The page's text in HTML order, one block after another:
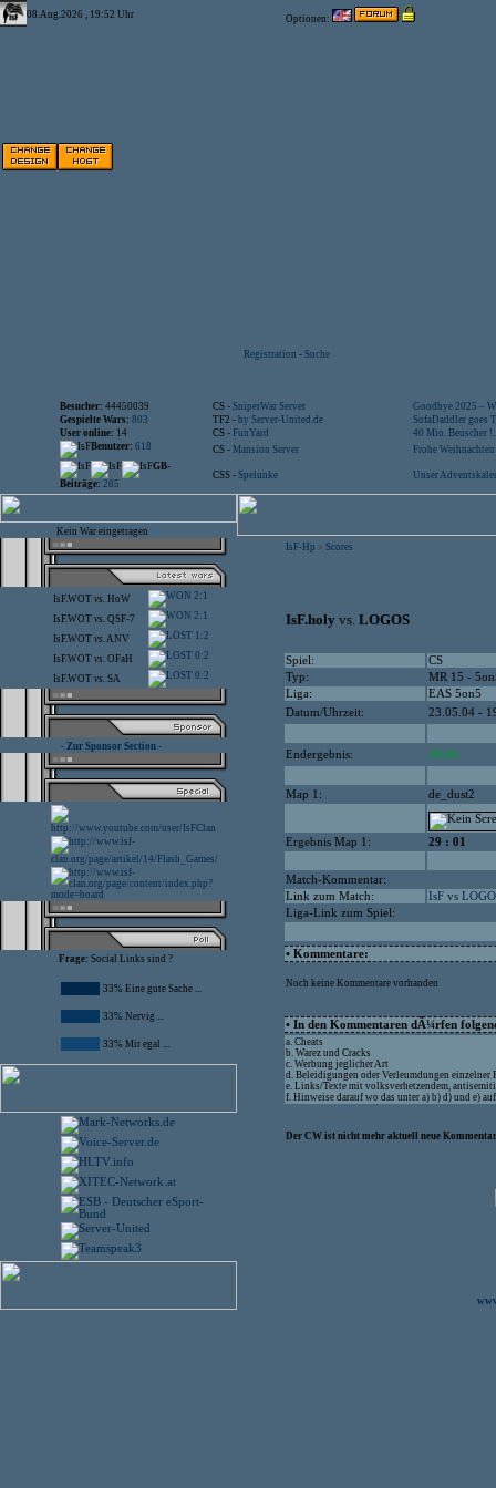
08.Aug.2026 , 19:52 Uhr Optionen:
Registration - Suche
Besucher: 44450039 CS - SniperWar Server
Goodbye 2025 –
Gespielte Wars: 803 TF2 - by Server-United.de
SofaDaddler goes
User online: 14 CS - FunYard
40 Mio. Beuscher
Benutzer: 618 CS - Mansion Server
Frohe
GB-
Beiträge: 285
CSS - Spelunke Unser
Kein War eingetragen
IsF.WOT vs. HoW 2:1
IsF.WOT vs. QSF-7 2:1
IsF.WOT vs.ANV 1:2
IsF.WOT vs. OFaH 0:2
IsF.WOT vs. SA 0:2
- Zur Sponsor Section -
Frage: Social Links sind ?
33% Eine gute Sache ...
33% Nervig ...
33% Mir egal ...
IsF-Hp > Scores
IsF.holy vs. LOGOS
Spiel:
CS
Typ:
MR 15 -
Liga:
EAS 5on5
Datum/Uhrzeit:
23.05.04 -
Endergebnis: 29:01
Map 1: de_dust2
Ergebnis Map 1: 29 : 01
Match-Kommentar:
Link zum Match:
IsF vs
Liga-Link zum Spiel:
• Kommentare:
Noch keine Kommentare vorhanden
• In den Kommentaren dÃ¼rfen
a. Cheats
b. Warez und Cracks
c. Werbung jeglicher Art
d. Beleidigungen oder Verleumdungen einzelner
e. Links/Texte mit volksverhetzendem,
f. Hinweise darauf wo das unter a) b) d) und e)
Der CW ist nicht mehr aktuell neue